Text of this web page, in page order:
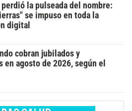
perdió la pulseada del nombre:
se impuso en toda la
digital
cobran jubilados y
en agosto de 2026, según el